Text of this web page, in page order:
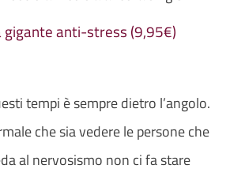
gigante anti-stress (9,95€)
tempi è sempre dietro l’angolo.
che sia vedere le persone che
al nervosismo non ci fa stare